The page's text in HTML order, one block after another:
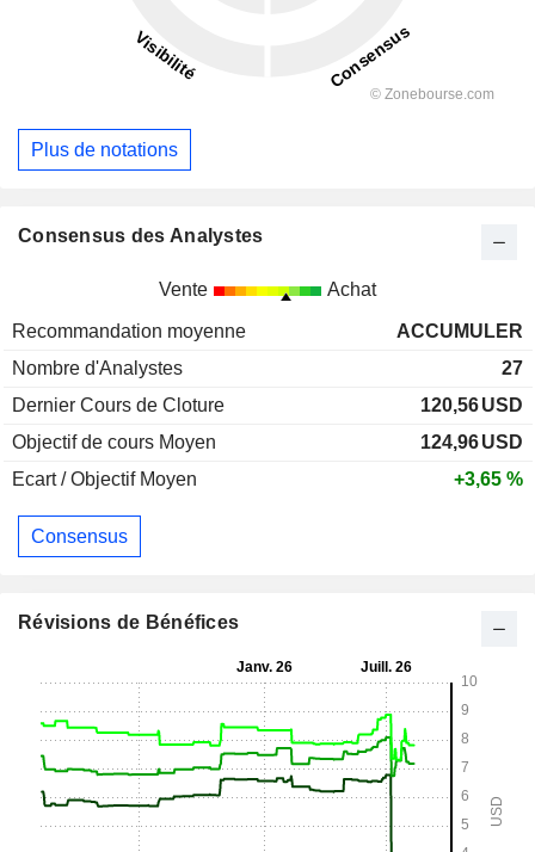
Plus de notations
Consensus des Analystes
Vente Achat
Recommandation moyenne
ACCUMULER
Nombre d'Analystes
27
Dernier Cours de Cloture
120,56USD
Objectif de cours Moyen
124,96USD
Ecart / Objectif Moyen
+3,65 %
Consensus
Révisions de Bénéfices